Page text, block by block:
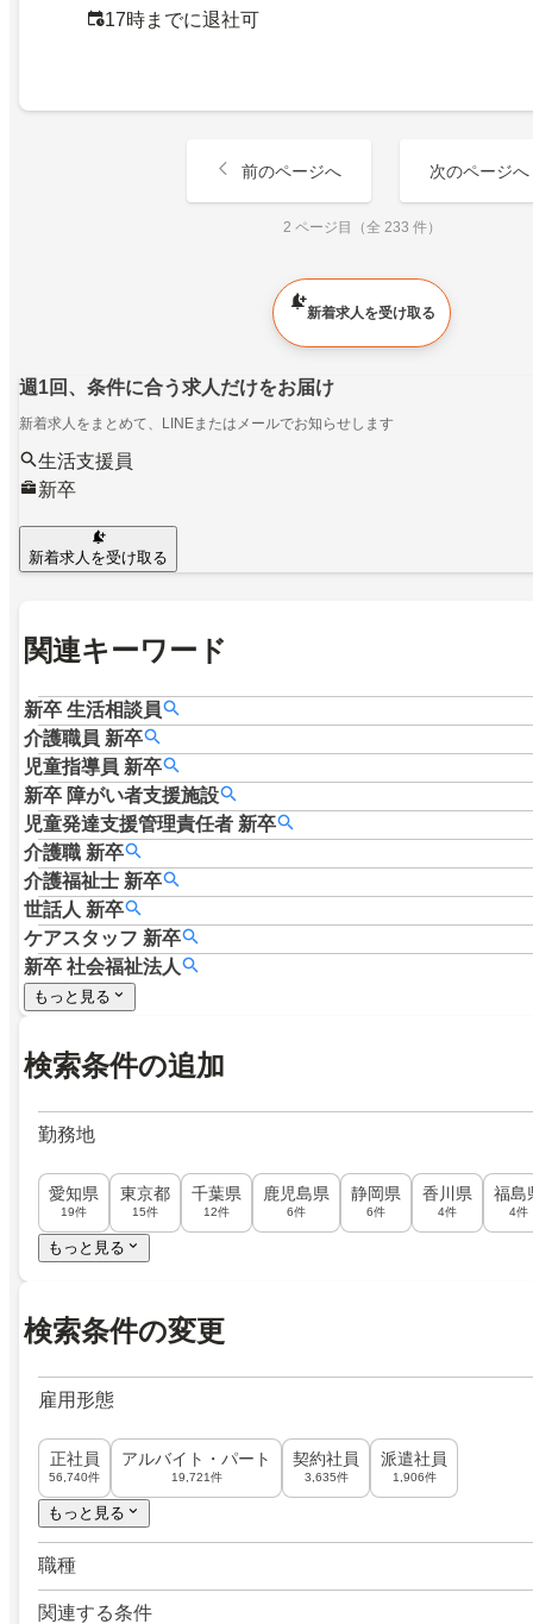
17時までに退社可
前のページへ 次のページへ
2 ページ目（全 233 件）
新着求人を受け取る
週1回、条件に合う求人だけをお届け
新着求人をまとめて、LINEまたはメールでお知らせします
生活支援員
新卒
新着求人を受け取る
関連キーワード
新卒 生活相談員
介護職員 新卒
児童指導員 新卒
新卒 障がい者支援施設
児童発達支援管理責任者 新卒
介護職 新卒
介護福祉士 新卒
世話人 新卒
ケアスタッフ 新卒
新卒 社会福祉法人
もっと見る
検索条件の追加
勤務地
愛知県
19件
東京都
15件
千葉県
12件
鹿児島県
6件
静岡県
6件
香川県
4件
福島
4件
もっと見る
検索条件の変更
雇用形態
正社員
56,740件
アルバイト・パート
19,721件
契約社員
3,635件
派遣社員
1,906件
もっと見る
職種
関連する条件